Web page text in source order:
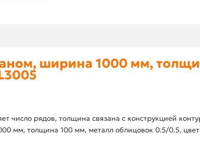
ширина 1000 мм,
число рядов, толщина связана с конструкцией
мм, толщина 100 мм, металл облицовок 0.5/0.5, цвет